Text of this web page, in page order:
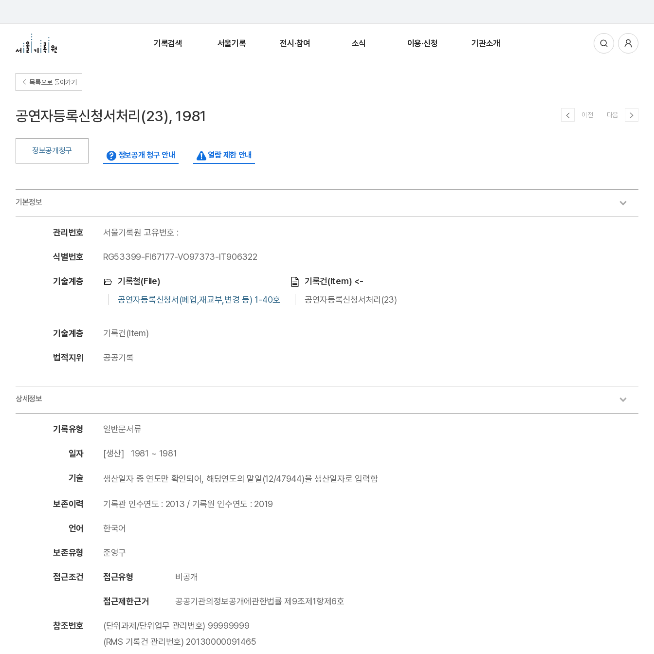
기록검색 서울기록 전시·참여 소식 이용·신청 기관소개 사용자메뉴
목록으로 돌아가기
공연자등록신청서처리(23), 1981 이전 다음
정보공개청구 정보공개 청구 안내 열람 제한 안내
기본정보
관리번호 서울기록원 고유번호 :
식별번호 RG53399-FI67177-VO97373-IT906322
기술계층
기록철(File)
공연자등록신청서(폐업,재교부,변경 등) 1-40호
기록건(Item) <-
공연자등록신청서처리(23)
기술계층 기록건(Item)
법적지위 공공기록
상세정보
기록유형 일반문서류
일자 [생산] 1981 ~ 1981
기술 생산일자 중 연도만 확인되어, 해당연도의 말일(12/47944)을 생산일자로 입력함
보존이력 기록관 인수연도 : 2013 / 기록원 인수연도 : 2019
언어 한국어
보존유형 준영구
접근조건 접근유형 비공개
접근제한근거 공공기관의정보공개에관한법률 제9조제1항제6호
참조번호
(단위과제/단위업무 관리번호) 99999999
(RMS 기록건 관리번호) 20130000091465